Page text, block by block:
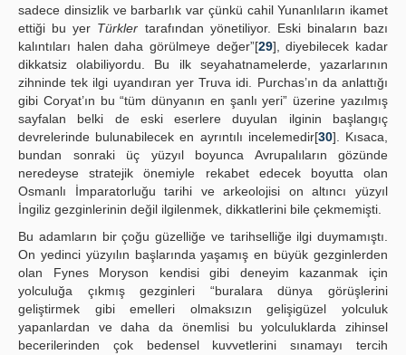
sadece dinsizlik ve barbarlık var çünkü cahil Yunanlıların ikamet
ettiği bu yer Türkler tarafından yönetiliyor. Eski binaların bazı
kalıntıları halen daha görülmeye değer”[29], diyebilecek kadar
dikkatsiz olabiliyordu. Bu ilk seyahatnamelerde, yazarlarının
zihninde tek ilgi uyandıran yer Truva idi. Purchas’ın da anlattığı
gibi Coryat’ın bu “tüm dünyanın en şanlı yeri” üzerine yazılmış
sayfalan belki de eski eserlere duyulan ilginin başlangıç
devrelerinde bulunabilecek en ayrıntılı incelemedir[30]. Kısaca,
bundan sonraki üç yüzyıl boyunca Avrupalıların gözünde
neredeyse stratejik önemiyle rekabet edecek boyutta olan
Osmanlı İmparatorluğu tarihi ve arkeolojisi on altıncı yüzyıl
İngiliz gezginlerinin değil ilgilenmek, dikkatlerini bile çekmemişti.
Bu adamların bir çoğu güzelliğe ve tarihselliğe ilgi duymamıştı.
On yedinci yüzyılın başlarında yaşamış en büyük gezginlerden
olan Fynes Moryson kendisi gibi deneyim kazanmak için
yolculuğa çıkmış gezginleri “buralara dünya görüşlerini
geliştirmek gibi emelleri olmaksızın gelişigüzel yolculuk
yapanlardan ve daha da önemlisi bu yolculuklarda zihinsel
becerilerinden çok bedensel kuvvetlerini sınamayı tercih